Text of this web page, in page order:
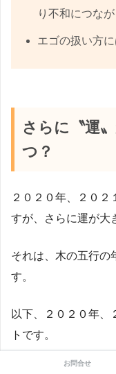
り不和につな
エゴの扱い方
さらに〝運
つ？
２０２０年、２０
すが、さらに運が大
それは、木の五行の
す。
以下、２０２０年、
トです。
お問合せ